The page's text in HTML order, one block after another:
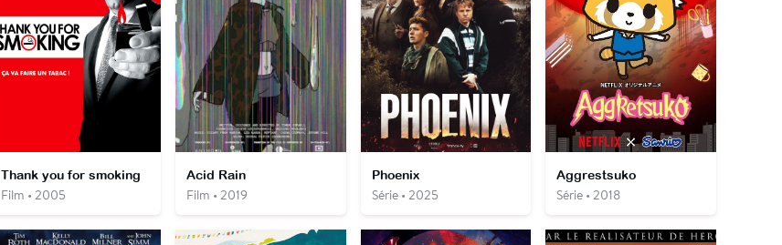
Thank you for smoking
Film • 2005
Acid Rain
Film • 2019
Phoenix
Série • 2025
Aggrestsuko
Série • 2018